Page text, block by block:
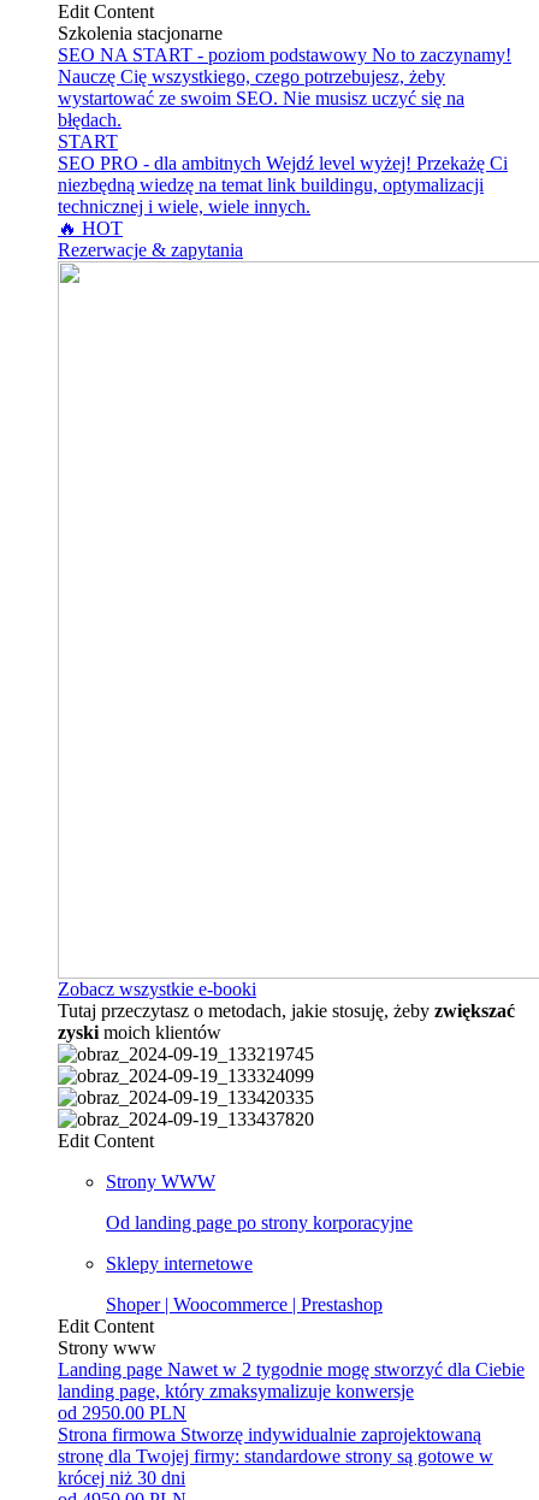
Edit Content
Szkolenia stacjonarne
SEO NA START - poziom podstawowy No to zaczynamy!
Nauczę Cię wszystkiego, czego potrzebujesz, żeby
wystartować ze swoim SEO. Nie musisz uczyć się na
błędach.
START
SEO PRO - dla ambitnych Wejdź level wyżej! Przekażę Ci
niezbędną wiedzę na temat link buildingu, optymalizacji
technicznej i wiele, wiele innych.
🔥 HOT
Rezerwacje & zapytania
Zobacz wszystkie e-booki
Tutaj przeczytasz o metodach, jakie stosuję, żeby zwiększać
zyski moich klientów
Edit Content
Strony WWW
Od landing page po strony korporacyjne
Sklepy internetowe
Shoper | Woocommerce | Prestashop
Edit Content
Strony www
Landing page Nawet w 2 tygodnie mogę stworzyć dla Ciebie
landing page, który zmaksymalizuje konwersje
od 2950.00 PLN
Strona firmowa Stworzę indywidualnie zaprojektowaną
stronę dla Twojej firmy: standardowe strony są gotowe w
krócej niż 30 dni